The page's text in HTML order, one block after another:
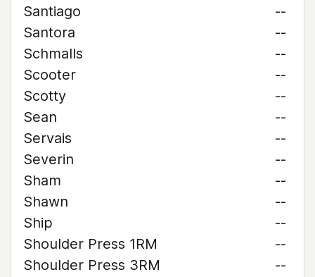
Santiago
--
Santora
--
Schmalls
--
Scooter
--
Scotty
--
Sean
--
Servais
--
Severin
--
Sham
--
Shawn
--
Ship
--
Shoulder Press 1RM
--
Shoulder Press 3RM
--